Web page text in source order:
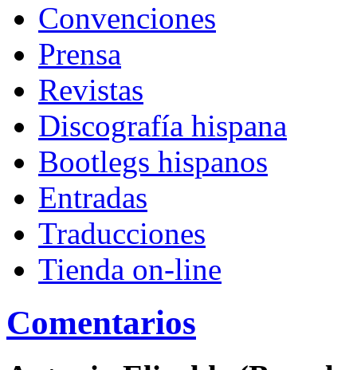
Convenciones
Prensa
Revistas
Discografía hispana
Bootlegs hispanos
Entradas
Traducciones
Tienda on-line
Comentarios